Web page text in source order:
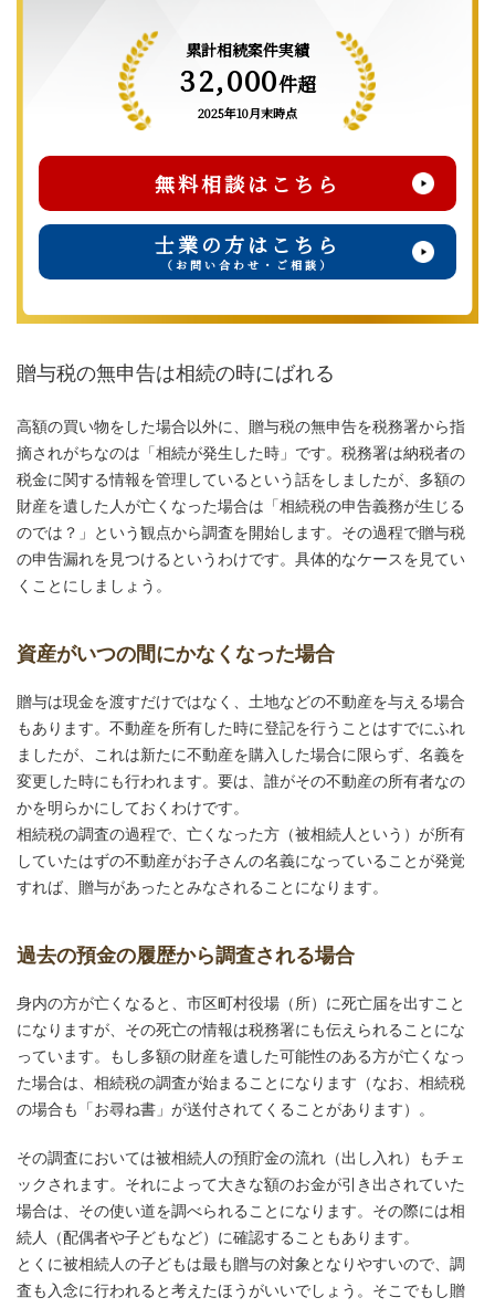
累計相続案件実績
32,000件超
2025年10月末時点
無料相談はこちら
士業の方はこちら
（お問い合わせ・ご相談）
贈与税の無申告は相続の時にばれる
高額の買い物をした場合以外に、贈与税の無申告を税務署から指
摘されがちなのは「相続が発生した時」です。税務署は納税者の
税金に関する情報を管理しているという話をしましたが、多額の
財産を遺した人が亡くなった場合は「相続税の申告義務が生じる
のでは？」という観点から調査を開始します。その過程で贈与税
の申告漏れを見つけるというわけです。具体的なケースを見てい
くことにしましょう。
資産がいつの間にかなくなった場合
贈与は現金を渡すだけではなく、土地などの不動産を与える場合
もあります。不動産を所有した時に登記を行うことはすでにふれ
ましたが、これは新たに不動産を購入した場合に限らず、名義を
変更した時にも行われます。要は、誰がその不動産の所有者なの
かを明らかにしておくわけです。
相続税の調査の過程で、亡くなった方（被相続人という）が所有
していたはずの不動産がお子さんの名義になっていることが発覚
すれば、贈与があったとみなされることになります。
過去の預金の履歴から調査される場合
身内の方が亡くなると、市区町村役場（所）に死亡届を出すこと
になりますが、その死亡の情報は税務署にも伝えられることにな
っています。もし多額の財産を遺した可能性のある方が亡くなっ
た場合は、相続税の調査が始まることになります（なお、相続税
の場合も「お尋ね書」が送付されてくることがあります）。
その調査においては被相続人の預貯金の流れ（出し入れ）もチェ
ックされます。それによって大きな額のお金が引き出されていた
場合は、その使い道を調べられることになります。その際には相
続人（配偶者や子どもなど）に確認することもあります。
とくに被相続人の子どもは最も贈与の対象となりやすいので、調
査も入念に行われると考えたほうがいいでしょう。そこでもし贈